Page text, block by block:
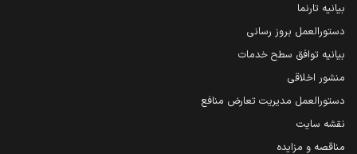
بیانیه تارنما
دستورالعمل بروز رسانی
بیانیه توافق سطح خدمات
منشور اخلاقی
دستورالعمل مدیریت تعارض منافع
نقشه سایت
مناقصه و مزایده